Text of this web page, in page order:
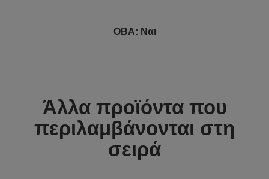
OBA: Ναι
Άλλα προϊόντα που
περιλαμβάνονται στη
σειρά